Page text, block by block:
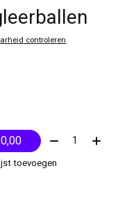
controleren
Aantal:
toevoegen